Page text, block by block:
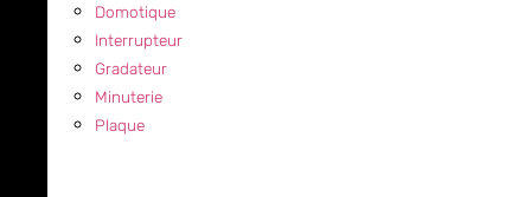
Domotique
Interrupteur
Gradateur
Minuterie
Plaque